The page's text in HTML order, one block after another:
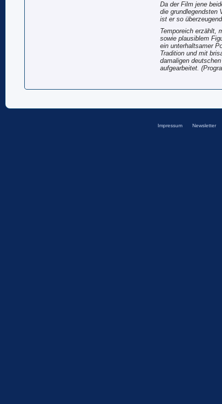
Da der Film jene
die grundlegendsten
ist er so
Temporeich erzählt,
sowie plausiblem
ein unterhaltsamer
Tradition und mit
damaligen
aufgearbeitet.